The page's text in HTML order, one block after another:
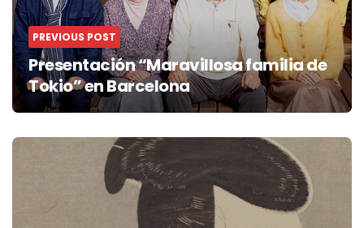
PREVIOUS POST
Presentación “Maravillosa familia de
Tokio” en Barcelona